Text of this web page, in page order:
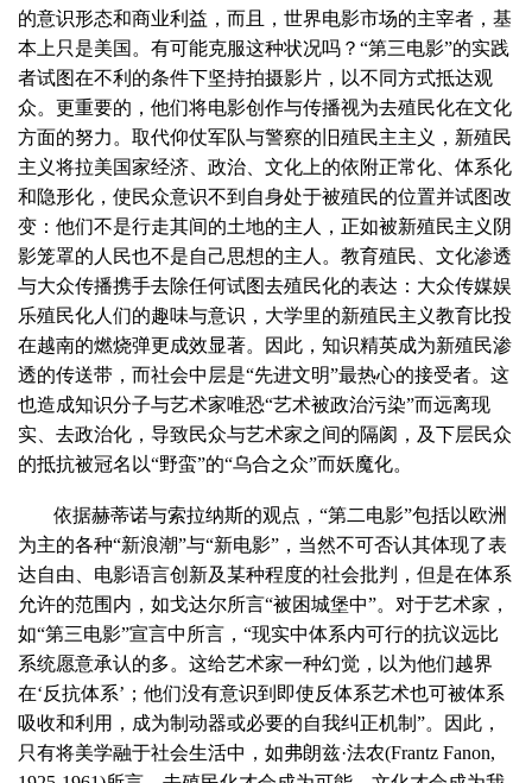
的意识形态和商业利益，而且，世界电影市场的主宰者，基
本上只是美国。有可能克服这种状况吗？“第三电影”的实践
者试图在不利的条件下坚持拍摄影片，以不同方式抵达观
众。更重要的，他们将电影创作与传播视为去殖民化在文化
方面的努力。取代仰仗军队与警察的旧殖民主主义，新殖民
主义将拉美国家经济、政治、文化上的依附正常化、体系化
和隐形化，使民众意识不到自身处于被殖民的位置并试图改
变：他们不是行走其间的土地的主人，正如被新殖民主义阴
影笼罩的人民也不是自己思想的主人。教育殖民、文化渗透
与大众传播携手去除任何试图去殖民化的表达：大众传媒娱
乐殖民化人们的趣味与意识，大学里的新殖民主义教育比投
在越南的燃烧弹更成效显著。因此，知识精英成为新殖民渗
透的传送带，而社会中层是“先进文明”最热心的接受者。这
也造成知识分子与艺术家唯恐“艺术被政治污染”而远离现
实、去政治化，导致民众与艺术家之间的隔阂，及下层民众
的抵抗被冠名以“野蛮”的“乌合之众”而妖魔化。
依据赫蒂诺与索拉纳斯的观点，“第二电影”包括以欧洲
为主的各种“新浪潮”与“新电影”，当然不可否认其体现了表
达自由、电影语言创新及某种程度的社会批判，但是在体系
允许的范围内，如戈达尔所言“被困城堡中”。对于艺术家，
如“第三电影”宣言中所言，“现实中体系内可行的抗议远比
系统愿意承认的多。这给艺术家一种幻觉，以为他们越界
在‘反抗体系’；他们没有意识到即使反体系艺术也可被体系
吸收和利用，成为制动器或必要的自我纠正机制”。因此，
只有将美学融于社会生活中，如弗朗兹·法农(Frantz Fanon,